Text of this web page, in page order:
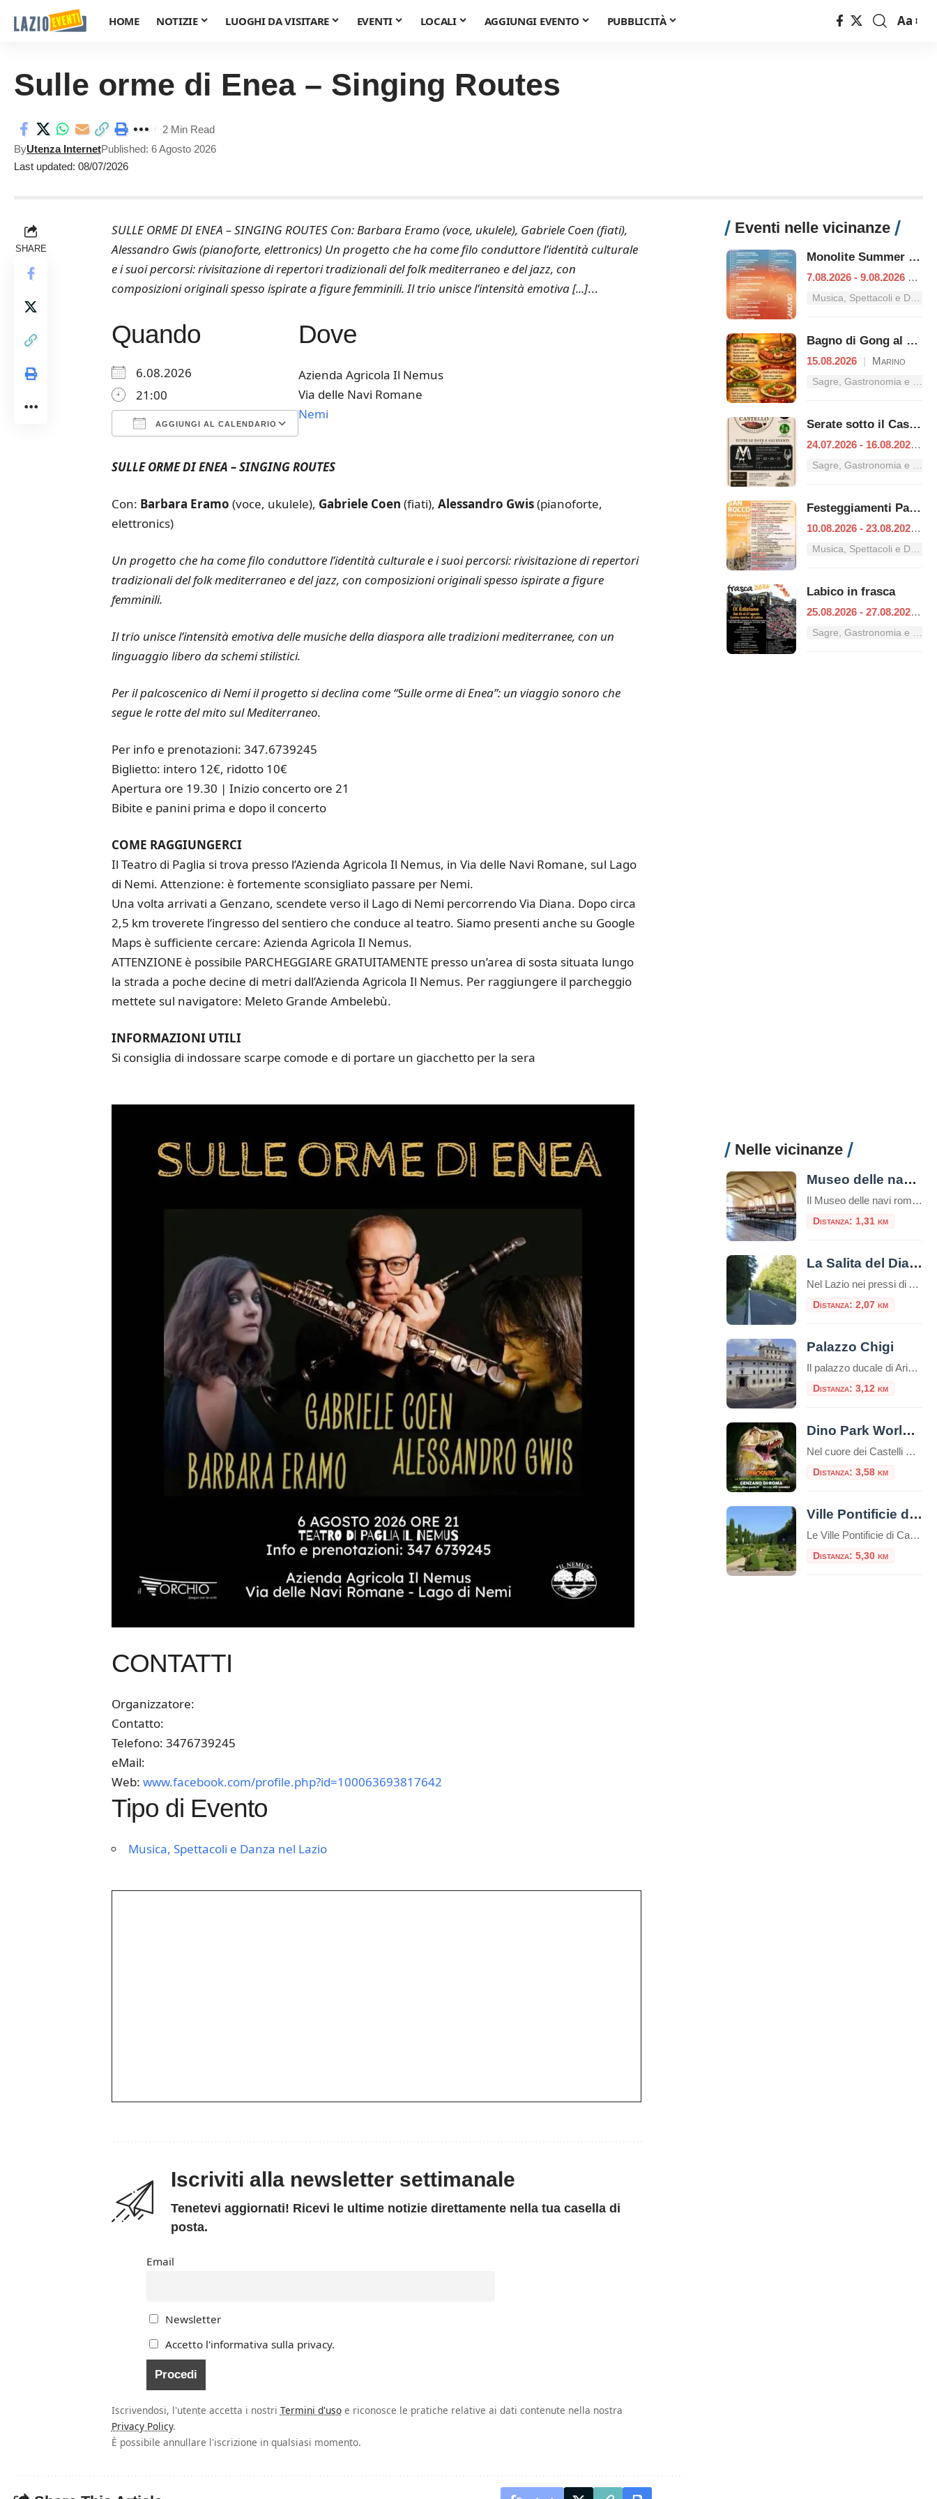
HOME NOTIZIE LUOGHI DA VISITARE EVENTI LOCALI AGGIUNGI EVENTO PUBBLICITÀ
Font
Aa
Sulle orme di Enea – Singing Routes
Last updated: 08/07/2026
ByUtenza InternetPublished: 6 Agosto 2026
2 Min Read
SHARE
SULLE ORME DI ENEA – SINGING ROUTES Con: Barbara Eramo (voce, ukulele), Gabriele Coen (fiati),
Alessandro Gwis (pianoforte, elettronics) Un progetto che ha come filo conduttore l’identità culturale
e i suoi percorsi: rivisitazione di repertori tradizionali del folk mediterraneo e del jazz, con
composizioni originali spesso ispirate a figure femminili. Il trio unisce l’intensità emotiva [...]...
Quando
6.08.2026
21:00
AGGIUNGI AL CALENDARIO
Download ICS
Google Calendar
iCalendarOffice 365Outlook Live
Dove
Azienda Agricola Il Nemus
Via delle Navi Romane
Nemi
SULLE ORME DI ENEA – SINGING ROUTES
Con: Barbara Eramo (voce, ukulele), Gabriele Coen (fiati), Alessandro Gwis(pianoforte,
elettronics)
Un progetto che ha come filo conduttore l’identità culturale e i suoi percorsi: rivisitazione di repertori
tradizionali del folk mediterraneo e del jazz, con composizioni originali spesso ispirate a figure
femminili.
Il trio unisce l’intensità emotiva delle musiche della diaspora alle tradizioni mediterranee, con un
linguaggio libero da schemi stilistici.
Per il palcoscenico di Nemi il progetto si declina come “Sulle orme di Enea”: un viaggio sonoro che
segue le rotte del mito sul Mediterraneo.
Per info e prenotazioni: 347.6739245
Biglietto: intero 12€, ridotto 10€
Apertura ore 19.30 | Inizio concerto ore 21
Bibite e panini prima e dopo il concerto
COME RAGGIUNGERCI
Il Teatro di Paglia si trova presso l’Azienda Agricola Il Nemus, in Via delle Navi Romane, sul Lago
di Nemi. Attenzione: è fortemente sconsigliato passare per Nemi.
Una volta arrivati a Genzano, scendete verso il Lago di Nemi percorrendo Via Diana. Dopo circa
2,5 km troverete l’ingresso del sentiero che conduce al teatro. Siamo presenti anche su Google
Maps è sufficiente cercare: Azienda Agricola Il Nemus.
ATTENZIONE è possibile PARCHEGGIARE GRATUITAMENTE presso un’area di sosta situata lungo
la strada a poche decine di metri dall’Azienda Agricola Il Nemus. Per raggiungere il parcheggio
mettete sul navigatore: Meleto Grande Ambelebù.
INFORMAZIONI UTILI
Si consiglia di indossare scarpe comode e di portare un giacchetto per la sera
CONTATTI
Organizzatore:
Contatto:
Telefono: 3476739245
eMail:
Web: www.facebook.com/profile.php?id=100063693817642
Tipo di Evento
Musica, Spettacoli e Danza nel Lazio
Iscriviti alla newsletter settimanale
Tenetevi aggiornati! Ricevi le ultime notizie direttamente nella tua casella di
posta.
Email
Newsletter
Accetto l'informativa sulla privacy.
Iscrivendosi, l'utente accetta i nostri Termini d'usoe riconosce le pratiche relative ai dati contenute nella nostra
Privacy Policy.
È possibile annullare l'iscrizione in qualsiasi momento.
Eventi nelle vicinanze
Monolite Summer Fest
7.08.2026 - 9.08.2026 |
Musica, Spettacoli e Danza nel Lazio
Bagno di Gong al Tramonto | Cena Veg
15.08.2026 | Marino
Sagre, Gastronomia e Tradizioni nel Lazio
Serate sotto il Castello
24.07.2026 - 16.08.2026
Sagre, Gastronomia e Tradizioni nel Lazio
Festeggiamenti Patronali di San Rocco
10.08.2026 - 23.08.2026
Musica, Spettacoli e Danza nel Lazio
Labico in frasca
25.08.2026 - 27.08.2026
Sagre, Gastronomia e Tradizioni nel Lazio
Nelle vicinanze
Museo delle navi romane di Nemi
Il Museo delle navi romane di Nemi è un luogo unico nel suo genere, che custodisce due preziose reliquie della storia romana: due scafi di navi dalle misure rispettivamente di m. 71,30 x 20 e m. 73 x 24. Risalenti una al I secolo d.C. e l’altra al II secolo d.C., entrambe ritrovate nel lago […]
Distanza: 1,31 km
La Salita del Diavolo, la strada antigravitazionale
Nel Lazio nei pressi di Ariccia sui Castelli Romani esiste una strada magica, la “Salita Stregata” o “Salita del Diavolo“: lungo una salita rettilinea, ogni cosa lasciata libera sul suolo, invece di scendere inizia a salire! La strada si trova precisamente al Km. 11,600 della Strada Statale 218, a pochi passi da Roma. Questo insolito […]
Distanza: 2,07 km
Palazzo Chigi
Il palazzo ducale di Ariccia costituisce un esempio unico di dimora barocca rimasta inalterata nel suo contesto ambientale e nel suo arredamento originario, a documentare il fasto di una delle più grandi casate papali italiane: i Chigi, già proprie
Distanza: 3,12 km
Dino Park World Of Dinosaurs
Nel cuore dei Castelli Romani, a pochi chilometri da Roma, si nasconde un’esperienza unica che permette di fare un salto indietro nel tempo di milioni di anni. Il Dino Park World Of Dinosaurs di Genzano di Roma è un parco tematico dedicato interamente ai giganti del passato, che offre un’avventura coinvolgente ed educativa per tutta […]
Distanza: 3,58 km
Ville Pontificie di Castel Gandolfo
Le Ville Pontificie di Castel Gandolfo sono un insieme di palazzi e giardini appartenenti al Vaticano; estese per circa 55 ettari, più della Città del Vaticano nel centro di Roma che è solo 44 ettari. È una delle più grandi aree extraterritoriali della Santa Sede in Italia. Comprende il Palazzo Papale e tre ville storiche: […]
Distanza: 5,30 km